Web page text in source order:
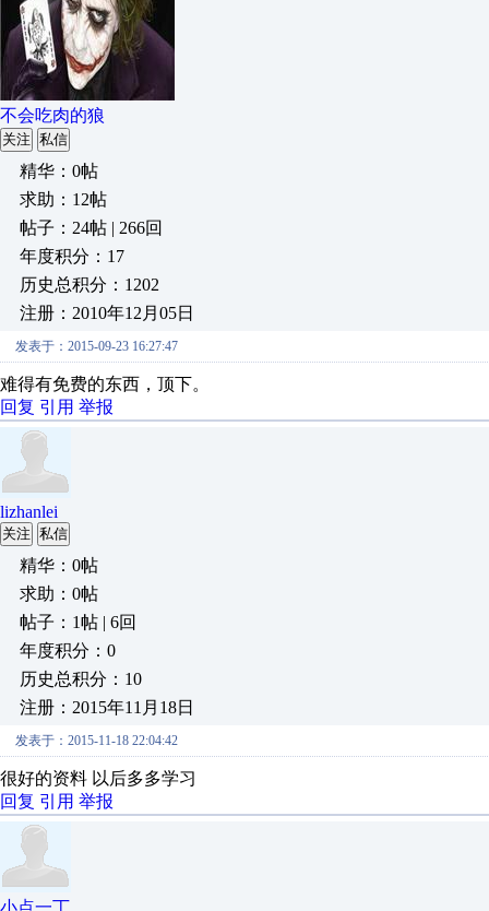
不会吃肉的狼
关注 私信
精华：0帖
求助：12帖
帖子：24帖 | 266回
年度积分：17
历史总积分：1202
注册：2010年12月05日
发表于：2015-09-23 16:27:47
难得有免费的东西，顶下。
回复 引用 举报
lizhanlei
关注 私信
精华：0帖
求助：0帖
帖子：1帖 | 6回
年度积分：0
历史总积分：10
注册：2015年11月18日
发表于：2015-11-18 22:04:42
很好的资料 以后多多学习
回复 引用 举报
小点一丁